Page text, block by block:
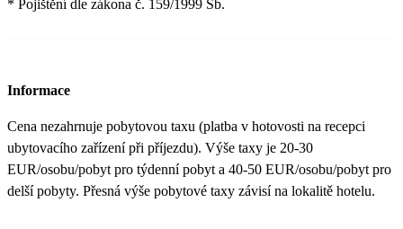
* Pojištění dle zákona č. 159/1999 Sb.
Informace
Cena nezahrnuje pobytovou taxu (platba v hotovosti na recepci
ubytovacího zařízení při příjezdu). Výše taxy je 20-30
EUR/osobu/pobyt pro týdenní pobyt a 40-50 EUR/osobu/pobyt pro
delší pobyty. Přesná výše pobytové taxy závisí na lokalitě hotelu.